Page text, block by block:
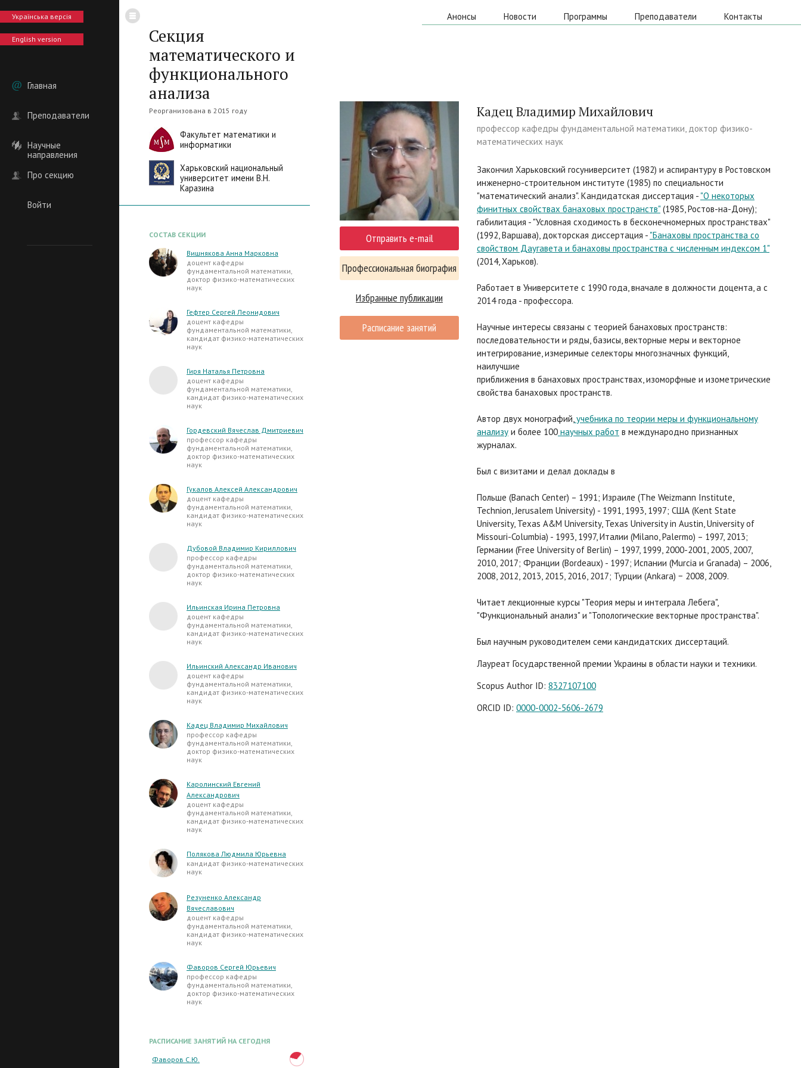
Українська версія
English version
Главная
Преподаватели
Научные
направления
Про секцию
Войти
Секция
математического и
функционального
анализа
Реорганизована в 2015 году
Факультет математики и
информатики
Харьковский национальный
университет имени В.Н.
Каразина
СОСТАВ СЕКЦИИ
Вишнякова Анна Марковна
доцент кафедры
фундаментальной математики,
доктор физико-математических
наук
Гефтер Сергей Леонидович
доцент кафедры
фундаментальной математики,
кандидат физико-математических
наук
Гиря Наталья Петровна
доцент кафедры
фундаментальной математики,
кандидат физико-математических
наук
Гордевский Вячеслав Дмитриевич
профессор кафедры
фундаментальной математики,
доктор физико-математических
наук
Гукалов Алексей Александрович
доцент кафедры
фундаментальной математики,
кандидат физико-математических
наук
Дубовой Владимир Кириллович
профессор кафедры
фундаментальной математики,
доктор физико-математических
наук
Ильинская Ирина Петровна
доцент кафедры
фундаментальной математики,
кандидат физико-математических
наук
Ильинский Александр Иванович
доцент кафедры
фундаментальной математики,
кандидат физико-математических
наук
Кадец Владимир Михайлович
профессор кафедры
фундаментальной математики,
доктор физико-математических
наук
Каролинский Евгений
Александрович
доцент кафедры
фундаментальной математики,
кандидат физико-математических
наук
Полякова Людмила Юрьевна
кандидат физико-математических
наук
Резуненко Александр
Вячеславович
доцент кафедры
фундаментальной математики,
кандидат физико-математических
наук
Фаворов Сергей Юрьевич
профессор кафедры
фундаментальной математики,
доктор физико-математических
наук
РАСПИСАНИЕ ЗАНЯТИЙ НА СЕГОДНЯ
Фаворов С.Ю.
Анонсы Новости Программы Преподаватели Контакты
Отправить e-mail
Профессиональная биография
Избранные публикации
Расписание занятий
Кадец Владимир Михайлович
профессор кафедры фундаментальной математики, доктор физико-
математических наук
Закончил Харьковский госуниверситет (1982) и аспирантуру в Ростовском
инженерно-строительном институте (1985) по специальности
"математический анализ". Кандидатская диссертация - "О некоторых
финитных свойствах банаховых пространств" (1985, Ростов-на-Дону);
габилитация - "Условная сходимость в бесконечномерных пространствах"
(1992, Варшава), докторская диссертация - "Банаховы пространства со
свойством Даугавета и банаховы пространства с численным индексом 1"
(2014, Харьков).
Работает в Университете с 1990 года, вначале в должности доцента, а с
2014 года - профессора.
Научные интересы связаны с теорией банаховых пространств:
последовательности и ряды, базисы, векторные меры и векторное
интегрирование, измеримые селекторы многозначных функций,
наилучшие
приближения в банаховых пространствах, изоморфные и изометрические
свойства банаховых пространств.
Автор двух монографий,учебника по теории меры и функциональному
анализу и более 100 научных работ в международно признанных
журналах.
Был с визитами и делал доклады в
Польше (Banach Center) – 1991; Израиле (The Weizmann Institute,
Technion, Jerusalem University) - 1991, 1993, 1997; США (Kent State
University, Texas A&M University, Texas University in Austin, University of
Missouri-Columbia) - 1993, 1997, Италии (Milano, Palermo) – 1997, 2013;
Германии (Free University of Berlin) – 1997, 1999, 2000-2001, 2005, 2007,
2010, 2017; Франции (Bordeaux) - 1997; Испании (Murcia и Granada) – 2006,
2008, 2012, 2013, 2015, 2016, 2017; Турции (Ankara) − 2008, 2009.
Читает лекционные курсы "Теория меры и интеграла Лебега",
"Функциональный анализ" и "Топологические векторные пространства".
Был научным руководителем семи кандидатских диссертаций.
Лауреат Государственной премии Украины в области науки и техники.
Scopus Author ID: 8327107100
ORCID ID: 0000-0002-5606-2679